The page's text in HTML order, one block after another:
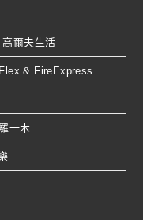
爾夫生活
& FireExpress
一木